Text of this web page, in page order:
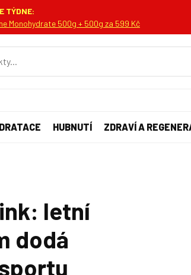
TÝDNE:
Monohydrate 500g + 500g za 599 Kč
HUBNUTÍ ZDRAVÍ A
letní
dodá